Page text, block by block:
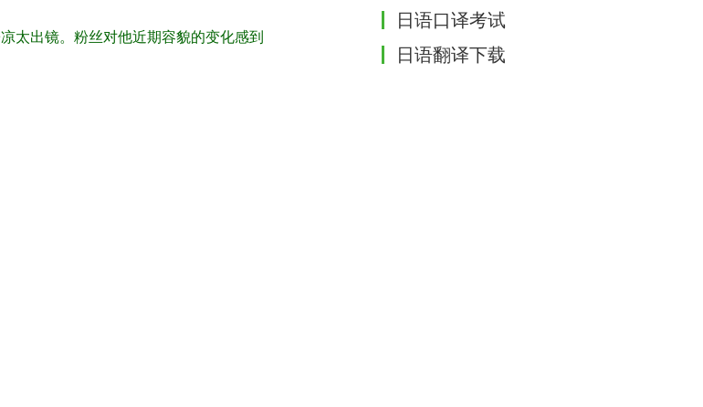
太出镜。粉丝对他近期容貌的变化感到
日语口译考试
日语翻译下载